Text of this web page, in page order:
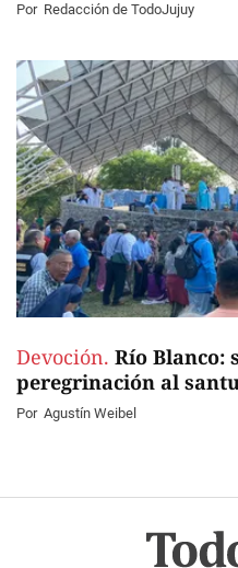
Por Redacción de TodoJujuy
Devoción. Río Blanco:
peregrinación al
Por Agustín Weibel